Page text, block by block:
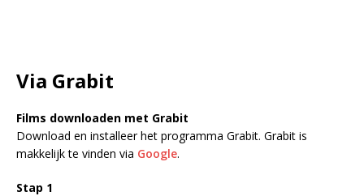
Via Grabit
Films downloaden met Grabit
Download en installeer het programma Grabit. Grabit is
makkelijk te vinden via Google.
Stap 1